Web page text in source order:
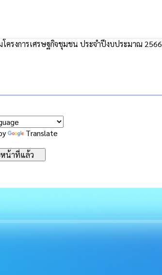
ครงการเศรษฐกิจชุมชน ประจำปีงบประมาณ 2566
Translate